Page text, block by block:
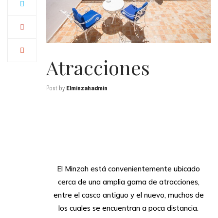
Atracciones
Post by Elminzahadmin
El Minzah está convenientemente ubicado
cerca de una amplia gama de atracciones,
entre el casco antiguo y el nuevo, muchos de
los cuales se encuentran a poca distancia.